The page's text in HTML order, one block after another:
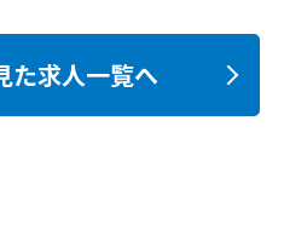
た求人一覧へ